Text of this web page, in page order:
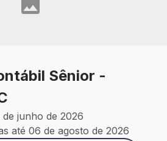
Sênior -
junho de 2026
até 06 de agosto de 2026